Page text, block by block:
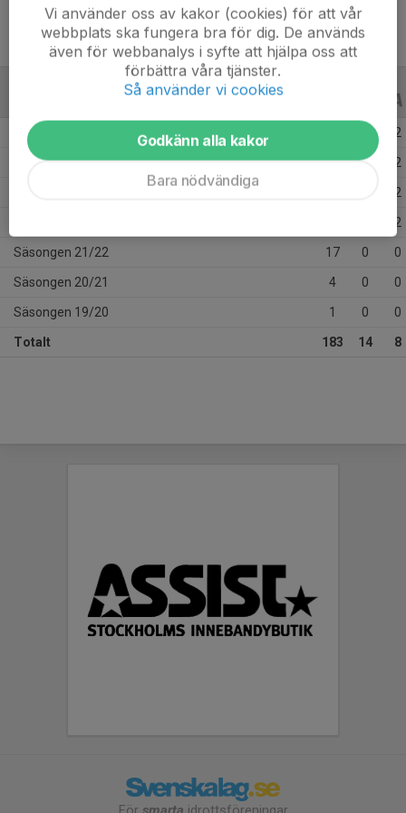
Säsongen 25/26 2
Säsongen 24/25 45 4 2
2
2
Säsongen 21/22 17 0 0
Säsongen 20/21 4 0 0
Säsongen 19/20 1 0 0
Totalt 183 14 8
Vi använder oss av kakor (cookies) för att vår
webbplats ska fungera bra för dig. De används
även för webbanalys i syfte att hjälpa oss att
förbättra våra tjänster.
Så använder vi cookies
Godkänn alla kakor
Bara nödvändiga